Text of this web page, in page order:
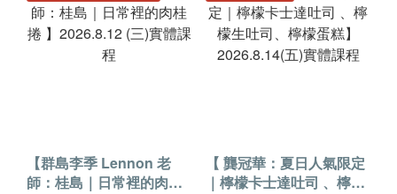
【群島李季 Lennon 老
師：桂島｜日常裡的肉桂
【 龔冠華：夏日人氣限定
｜檸檬卡士達吐司 、檸檬